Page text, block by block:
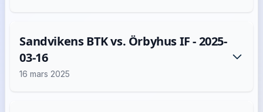
Sandvikens BTK vs. Örbyhus IF - 2025-
03-16
16 mars 2025